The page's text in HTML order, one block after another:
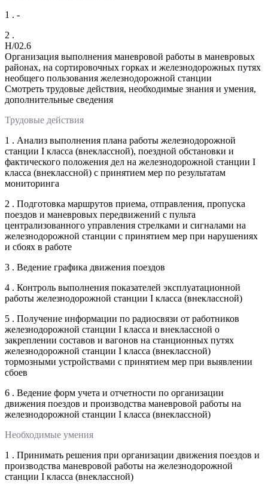
1 . -
2 .
H/02.6
Организация выполнения маневровой работы в маневровых
районах, на сортировочных горках и железнодорожных путях
необщего пользования железнодорожной станции
Смотреть трудовые действия, необходимые знания и умения,
дополнительные сведения
Трудовые действия
1 . Анализ выполнения плана работы железнодорожной
станции I класса (внеклассной), поездной обстановки и
фактического положения дел на железнодорожной станции I
класса (внеклассной) с принятием мер по результатам
мониторинга
2 . Подготовка маршрутов приема, отправления, пропуска
поездов и маневровых передвижений с пульта
централизованного управления стрелками и сигналами на
железнодорожной станции с принятием мер при нарушениях
и сбоях в работе
3 . Ведение графика движения поездов
4 . Контроль выполнения показателей эксплуатационной
работы железнодорожной станции I класса (внеклассной)
5 . Получение информации по радиосвязи от работников
железнодорожной станции I класса и внеклассной о
закреплении составов и вагонов на станционных путях
железнодорожной станции I класса (внеклассной)
тормозными устройствами с принятием мер при выявлении
сбоев
6 . Ведение форм учета и отчетности по организации
движения поездов и производства маневровой работы на
железнодорожной станции I класса (внеклассной)
Необходимые умения
1 . Принимать решения при организации движения поездов и
производства маневровой работы на железнодорожной
станции I класса (внеклассной)